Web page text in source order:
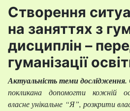
Створення
на заняттях з
дисциплін –
гуманізації
Актуальність теми дослідження.
покликана допомогти кожній
власне унікальне “Я”, розкрити